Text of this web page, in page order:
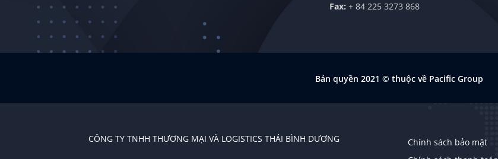
+ 84 225 3273 868
Bản quyền 2021 © thuộc về Pacific Group
CÔNG TY TNHH THƯƠNG MẠI VÀ LOGISTICS THÁI BÌNH DƯƠNG Chính sách bảo mật